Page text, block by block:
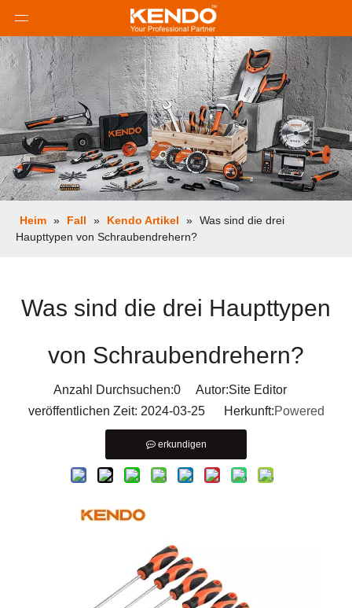
Heim » Fall » Kendo Artikel » Was sind die drei
Haupttypen von Schraubendrehern?
Was sind die drei Haupttypen
von Schraubendrehern?
Anzahl Durchsuchen:0Autor:Site Editor
veröffentlichen Zeit: 2024-03-25 Herkunft:Powered
erkundigen